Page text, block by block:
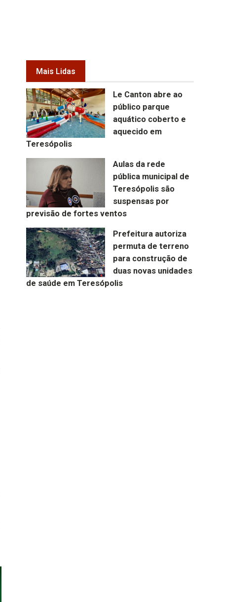
Mais Lidas
Le Canton abre ao
público parque
aquático coberto e
aquecido em
Teresópolis
Aulas da rede
pública municipal de
Teresópolis são
suspensas por
previsão de fortes ventos
Prefeitura autoriza
permuta de terreno
para construção de
duas novas unidades
de saúde em Teresópolis